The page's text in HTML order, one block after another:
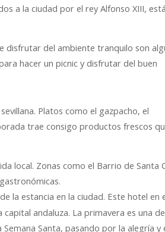
a la ciudad por el rey Alfonso XIII,
disfrutar del ambiente tranquilo son
hacer un picnic y disfrutar del buen
Platos como el gazpacho, el
trae consigo productos frescos
local. Zonas como el Barrio de Santa
la estancia en la ciudad. Este hotel en
andaluza. La primavera es una
Santa, pasando por la alegría y